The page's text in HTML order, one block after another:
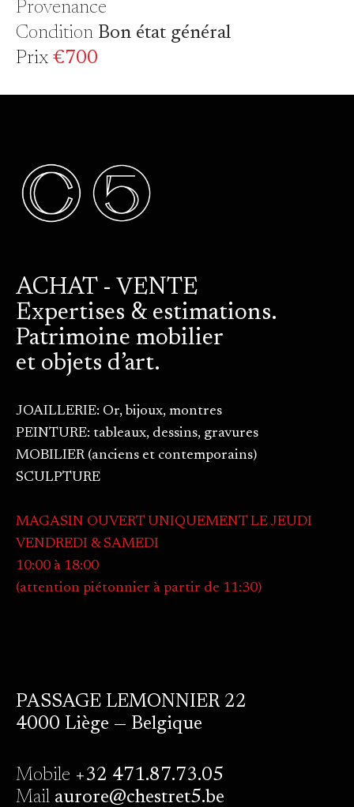
Provenance
Condition Bon état général
Prix€700
ACHAT - VENTE
Expertises & estimations.
Patrimoine mobilier
et objets d’art.
JOAILLERIE: Or, bijoux, montres
PEINTURE: tableaux, dessins, gravures
MOBILIER (anciens et contemporains)
SCULPTURE
MAGASIN OUVERT UNIQUEMENT LE JEUDI
VENDREDI & SAMEDI
10:00 à 18:00
(attention piétonnier à partir de 11:30)
PASSAGE LEMONNIER 22
4000 Liège — Belgique
Mobile +32 471.87.73.05
Mailaurore@chestret5.be